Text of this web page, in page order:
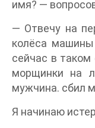
имя? —
— Отвечу на
колёса
сейчас в
морщинки на
мужчина. сбил
Я начинаю